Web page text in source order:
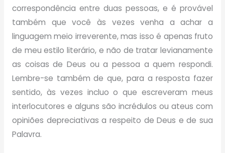
correspondência entre duas pessoas, e é provável
também que você às vezes venha a achar a
linguagem meio irreverente, mas isso é apenas fruto
de meu estilo literário, e não de tratar levianamente
as coisas de Deus ou a pessoa a quem respondi.
Lembre-se também de que, para a resposta fazer
sentido, às vezes incluo o que escreveram meus
interlocutores e alguns são incrédulos ou ateus com
opiniões depreciativas a respeito de Deus e de sua
Palavra.